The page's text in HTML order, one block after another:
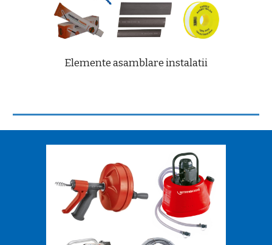
Elemente asamblare instalatii